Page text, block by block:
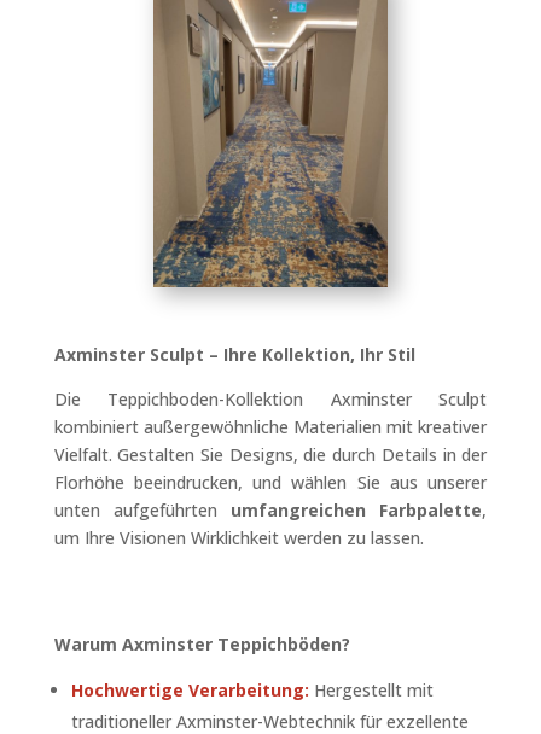
Axminster Sculpt – Ihre Kollektion, Ihr Stil
Die Teppichboden-Kollektion Axminster Sculpt
kombiniert außergewöhnliche Materialien mit kreativer
Vielfalt. Gestalten Sie Designs, die durch Details in der
Florhöhe beeindrucken, und wählen Sie aus unserer
unten aufgeführten umfangreichen Farbpalette,
um Ihre Visionen Wirklichkeit werden zu lassen.
Warum Axminster Teppichböden?
Hochwertige Verarbeitung: Hergestellt mit
traditioneller Axminster-Webtechnik für exzellente